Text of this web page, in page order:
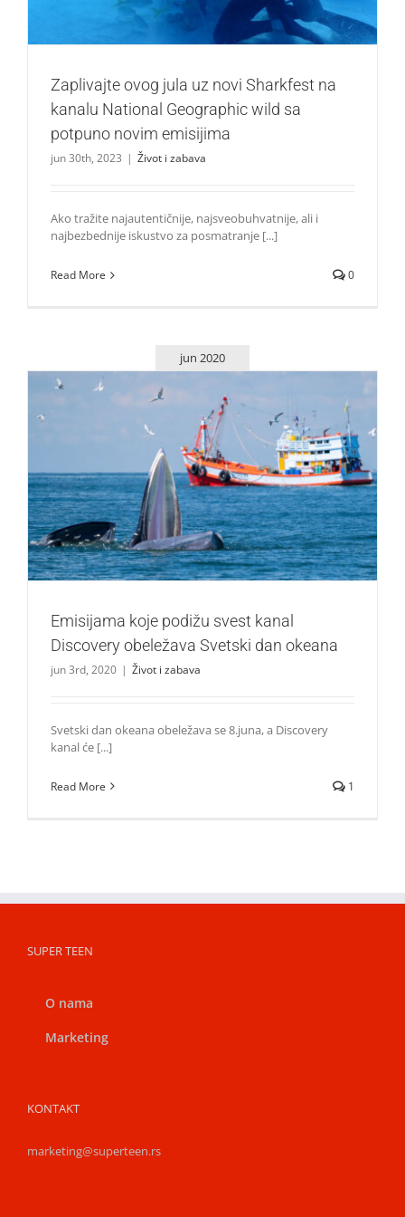
Zaplivajte ovog jula uz novi Sharkfest na
kanalu National Geographic wild sa
potpuno novim emisijima
jun 30th, 2023 | Život i zabava
Ako tražite najautentičnije, najsveobuhvatnije, ali i
najbezbednije iskustvo za posmatranje [...]
Read More 0
jun 2020
Emisijama koje podižu svest kanal Discovery obeležava
Svetski dan okeana
Život i zabava
Emisijama koje podižu svest kanal
Discovery obeležava Svetski dan okeana
jun 3rd, 2020 | Život i zabava
Svetski dan okeana obeležava se 8.juna, a Discovery
kanal će [...]
Read More 1
SUPER TEEN
O nama
Marketing
KONTAKT
marketing@superteen.rs